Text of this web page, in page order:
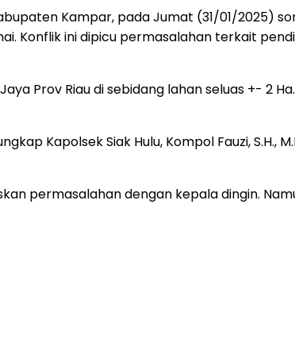
Kampar, pada Jumat (31/01/2025)
Konflik ini dipicu permasalahan terkait
Prov Riau di sebidang lahan seluas +- 2
Kapolsek Siak Hulu, Kompol Fauzi, S.H.,
permasalahan dengan kepala dingin.